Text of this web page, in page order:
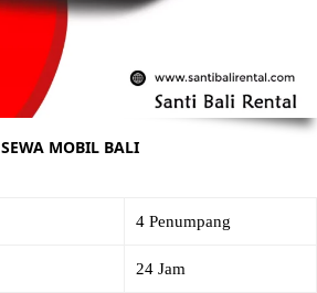
SEWA MOBIL BALI
4 Penumpang
24 Jam